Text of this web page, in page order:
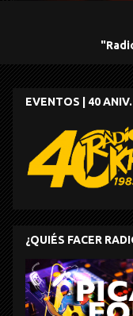
EVENTOS | 40 ANIV.
¿QUIÉS FACER